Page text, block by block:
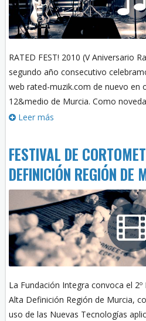
RATED FEST! 2010 (V Aniversario
segundo año consecutivo
web rated-muzik.com de nuevo en
12&medio de Murcia. Como
Leer más
FESTIVAL DE
DEFINICIÓN REGIÓN DE
La Fundación Integra convoca el
Alta Definición Región de Murcia,
uso de las Nuevas Tecnologías